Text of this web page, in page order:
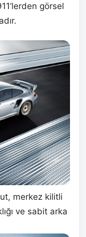
görsel
merkez kilitli
ve sabit arka